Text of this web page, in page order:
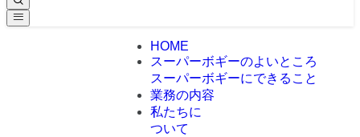
HOME
スーパーボギーのよいところ
スーパーボギーにできること
業務の内容
私たちに
ついて